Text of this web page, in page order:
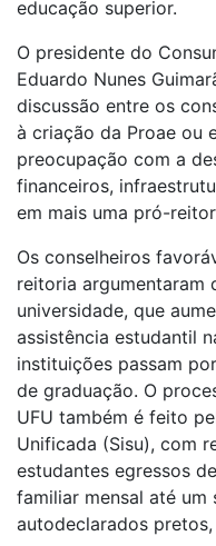
educação superior.
O presidente do
Eduardo Nunes
discussão entre os
à criação da Proae ou
preocupação com a
financeiros,
em mais uma pró-
Os conselheiros
reitoria argumentaram
universidade, que
assistência estudantil
instituições passam
de graduação. O
UFU também é feito
Unificada (Sisu), com
estudantes egressos
familiar mensal até um
autodeclarados